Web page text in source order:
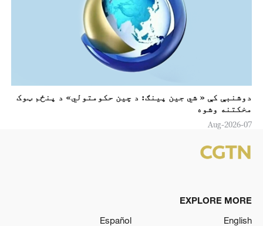
دوشنبې کې « شي جين پینګ: د چين حکومتولي» د پنځم ټوک
مخکتنه وشوه
07-Aug-2026
EXPLORE MORE
English
Español